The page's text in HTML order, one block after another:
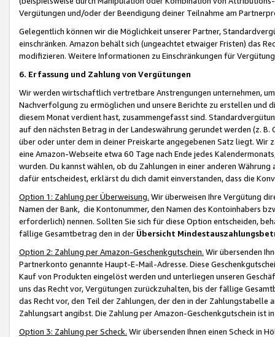
Vergütungen und/oder der Beendigung deiner Teilnahme am
Gelegentlich können wir die Möglichkeit unserer Partner,
einschränken. Amazon behält sich (ungeachtet etwaiger Fristen) das
modifizieren. Weitere Informationen zu Einschränkungen für
6. Erfassung und Zahlung von Vergütungen
Wir werden wirtschaftlich vertretbare Anstrengungen unternehmen,
Nachverfolgung zu ermöglichen und unsere Berichte zu erstellen und
diesem Monat verdient hast, zusammengefasst sind.
auf den nächsten Betrag in der Landeswährung gerundet werden (z.
über oder unter dem in deiner Preiskarte angegebenen Satz liegt.
eine Amazon-Webseite etwa 60 Tage nach Ende jedes
wurden. Du kannst wählen, ob du Zahlungen in einer anderen
dafür entscheidest, erklärst du dich damit einverstanden, dass die
Option 1: Zahlung per Überweisung. Wir überweisen Ihre Vergütung
Namen der Bank, die Kontonummer, den Namen des Kontoinhabers
erforderlich) nennen. Sollten Sie sich für diese Option entscheiden,
fällige Gesamtbetrag den in der Übersicht
Option 2: Zahlung per Amazon-Geschenkgutschein. Wir übersenden
Partnerkonto genannte Haupt-E-Mail-Adresse. Diese
Kauf von Produkten eingelöst werden und unterliegen unseren
uns das Recht vor, Vergütungen zurückzuhalten, bis der fällige
das Recht vor, den Teil der Zahlungen, der den in der
Zahlungsart angibst. Die Zahlung per Amazon-Geschenkgutschein ist
Option 3: Zahlung per Scheck. Wir übersenden Ihnen einen Scheck in